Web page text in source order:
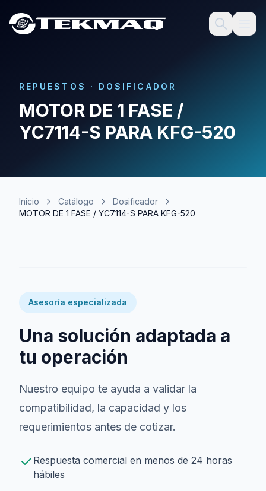
REPUESTOS · DOSIFICADOR
MOTOR DE 1 FASE /
YC7114-S PARA KFG-520
Inicio Catálogo
Dosificador
MOTOR DE 1 FASE / YC7114-S PARA KFG-520
Asesoría especializada
Una solución adaptada a
tu operación
Nuestro equipo te ayuda a validar la
compatibilidad, la capacidad y los
requerimientos antes de cotizar.
Respuesta comercial en menos de 24 horas
hábiles